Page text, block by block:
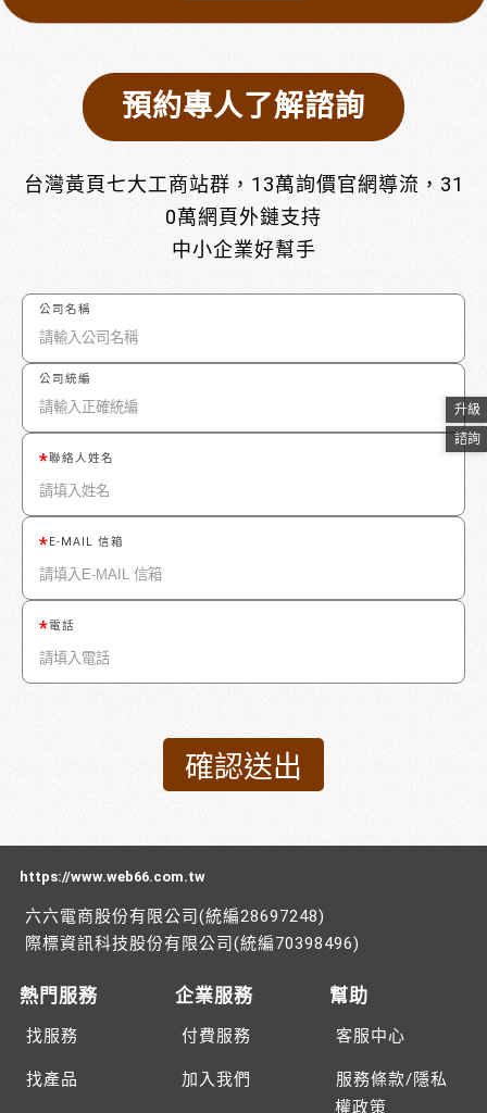
預約專人了解諮詢
台灣黃頁七大工商站群，13萬詢價官網導流，31
0萬網頁外鏈支持
中小企業好幫手
公司名稱
公司統編
聯絡人姓名
E-MAIL 信箱
電話
https://www.web66.com.tw
六六電商股份有限公司(統編28697248)
際標資訊科技股份有限公司(統編70398496)
熱門服務
找服務
找產品
企業服務
付費服務
加入我們
幫助
客服中心
服務條款/隱私
權政策
升級
諮詢